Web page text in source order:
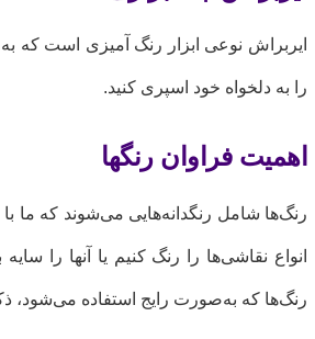
ایربراش نوعی ابزار رنگ آمیزی است که
را به دلخواه خود اسپری کنید.
اهمیت فراوان رنگها
رنگ‌ها شامل رنگدانه‌هایی می‌شوند که ما با
انواع نقاشی‌ها را رنگ کنیم یا آنها را سایه
رنگ‌ها که به‌صورت رایج استفاده می‌شود،